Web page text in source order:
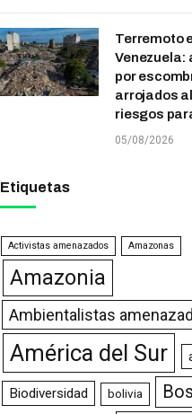
Terremoto
Venezuela:
por
arrojados
riesgos
05/08/2026
Etiquetas
Activistas amenazados Amazonas
Amazonia
Ambientalistas
América del Sur
Biodiversidad bolivia